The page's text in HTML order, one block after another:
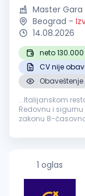
Master
Beograd -
14.08.2026
neto
CV nije
...Italijanskom
Redovnu i
zakonu 8-
Stabilan...
1 oglas